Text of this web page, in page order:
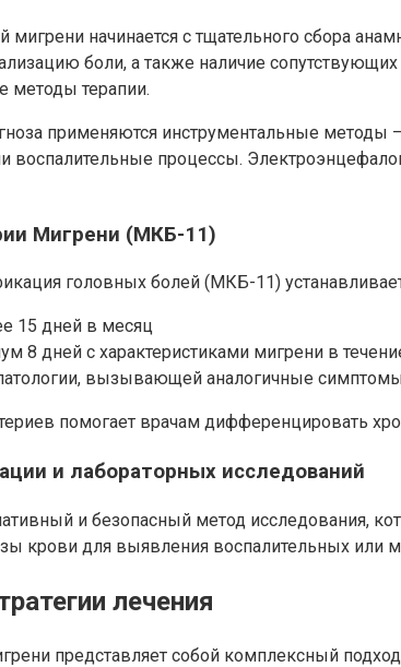
мигрени начинается с тщательного сбора
боли, а также наличие
методы терапии.
применяются инструментальные методы
воспалительные процессы.
Мигрени (МКБ-11)
головных болей (МКБ-11)
15 дней в месяц
8 дней с характеристиками мигрени в
патологии, вызывающей аналогичные
помогает врачам дифференцировать
и лабораторных исследований
и безопасный метод исследования,
крови для выявления воспалительных или
лечения
представляет собой комплексный